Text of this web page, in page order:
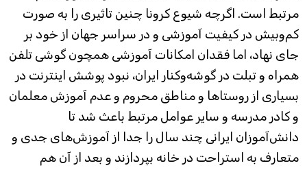
مرتبط است. اگرچه شیوع کرونا چنین تاثیری را به صورت
کم‌و‌بیش در کیفیت آموزشی و در سراسر جهان از خود بر
جای نهاد، اما فقدان امکانات آموزشی همچون گوشی تلفن
همراه و تبلت در گوشه‌و‌کنار ایران، نبود پوشش اینترنت در
بسیاری از روستاها و‌ مناطق محروم و عدم آموزش معلمان
و کادر مدرسه و سایر عوامل مرتبط باعث شد تا
دانش‌آموزان ایرانی چند سال را جدا از آموزش‌های جدی و
متعارف به استراحت در خانه بپردازند و بعد از آن هم